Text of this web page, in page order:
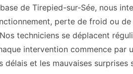
de Tirepied-sur-Sée, nous
perte de froid ou
techniciens se déplacent
intervention commence par
et les mauvaises surprises